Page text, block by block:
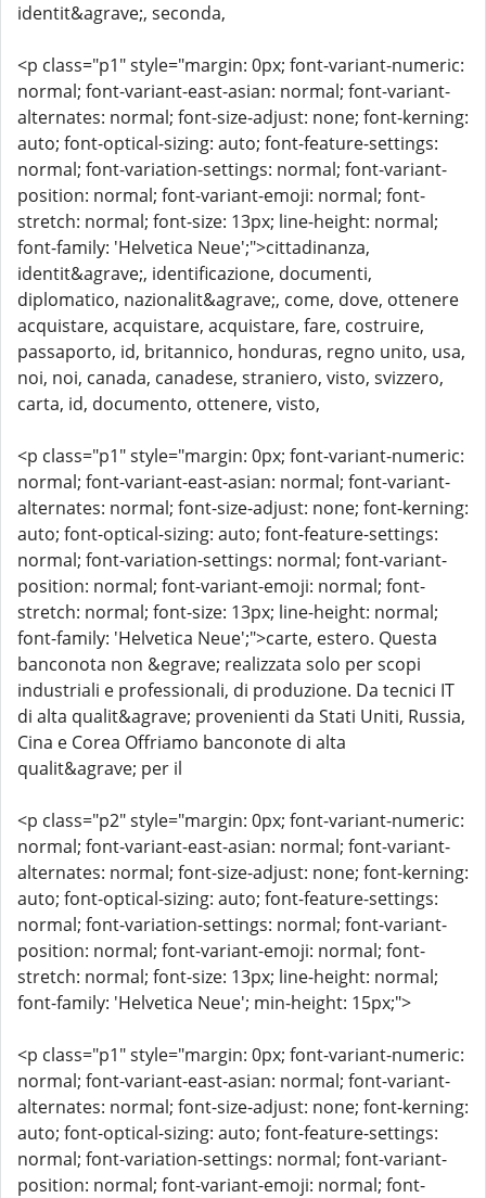
identit&agrave;, seconda,
<p class="p1" style="margin: 0px; font-variant-numeric:
normal; font-variant-east-asian: normal; font-variant-
alternates: normal; font-size-adjust: none; font-kerning:
auto; font-optical-sizing: auto; font-feature-settings:
normal; font-variation-settings: normal; font-variant-
position: normal; font-variant-emoji: normal; font-
stretch: normal; font-size: 13px; line-height: normal;
font-family: 'Helvetica Neue';">cittadinanza,
identit&agrave;, identificazione, documenti,
diplomatico, nazionalit&agrave;, come, dove, ottenere
acquistare, acquistare, acquistare, fare, costruire,
passaporto, id, britannico, honduras, regno unito, usa,
noi, noi, canada, canadese, straniero, visto, svizzero,
carta, id, documento, ottenere, visto,
<p class="p1" style="margin: 0px; font-variant-numeric:
normal; font-variant-east-asian: normal; font-variant-
alternates: normal; font-size-adjust: none; font-kerning:
auto; font-optical-sizing: auto; font-feature-settings:
normal; font-variation-settings: normal; font-variant-
position: normal; font-variant-emoji: normal; font-
stretch: normal; font-size: 13px; line-height: normal;
font-family: 'Helvetica Neue';">carte, estero. Questa
banconota non &egrave; realizzata solo per scopi
industriali e professionali, di produzione. Da tecnici IT
di alta qualit&agrave; provenienti da Stati Uniti, Russia,
Cina e Corea Offriamo banconote di alta
qualit&agrave; per il
<p class="p2" style="margin: 0px; font-variant-numeric:
normal; font-variant-east-asian: normal; font-variant-
alternates: normal; font-size-adjust: none; font-kerning:
auto; font-optical-sizing: auto; font-feature-settings:
normal; font-variation-settings: normal; font-variant-
position: normal; font-variant-emoji: normal; font-
stretch: normal; font-size: 13px; line-height: normal;
font-family: 'Helvetica Neue'; min-height: 15px;">
<p class="p1" style="margin: 0px; font-variant-numeric:
normal; font-variant-east-asian: normal; font-variant-
alternates: normal; font-size-adjust: none; font-kerning:
auto; font-optical-sizing: auto; font-feature-settings:
normal; font-variation-settings: normal; font-variant-
position: normal; font-variant-emoji: normal; font-